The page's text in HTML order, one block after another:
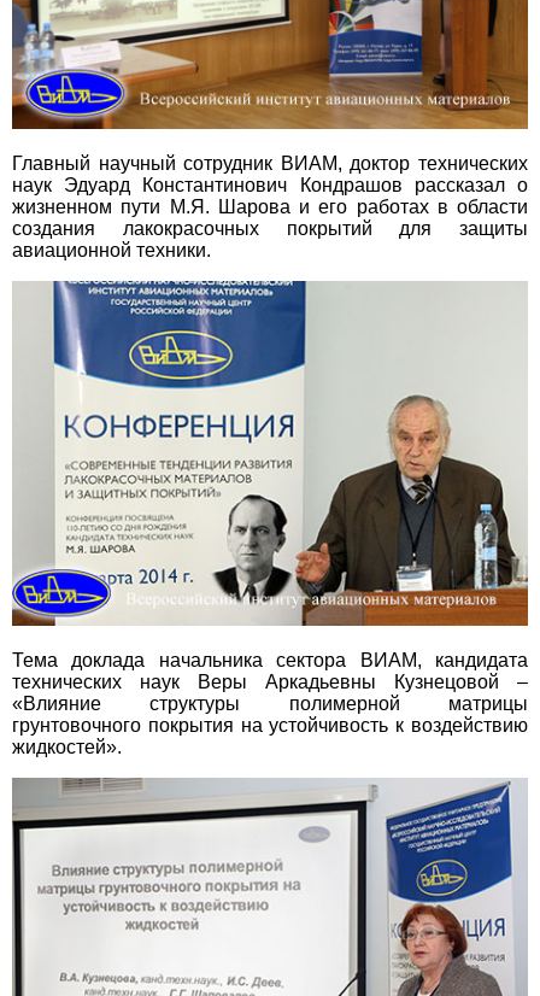
Главный научный сотрудник ВИАМ, доктор технических
наук Эдуард Константинович Кондрашов рассказал о
жизненном пути М.Я. Шарова и его работах в области
создания лакокрасочных покрытий для защиты
авиационной техники.
Тема доклада начальника сектора ВИАМ, кандидата
технических наук Веры Аркадьевны Кузнецовой –
«Влияние структуры полимерной матрицы
грунтовочного покрытия на устойчивость к воздействию
жидкостей».